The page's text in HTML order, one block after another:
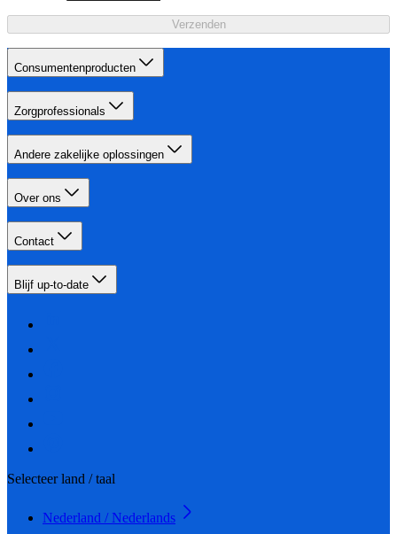
Verzenden
Consumentenproducten
Zorgprofessionals
Andere zakelijke oplossingen
Over ons
Contact
Blijf up-to-date
Selecteer land / taal
Nederland / Nederlands